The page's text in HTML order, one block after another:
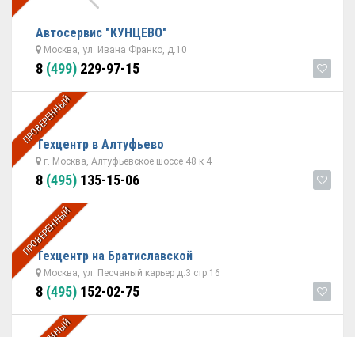
Автосервис "КУНЦЕВО"
Москва, ул. Ивана Франко, д.10
8 (499) 229-97-15
ПРОВЕРЕННЫЙ
Техцентр в Алтуфьево
г. Москва, Алтуфьевское шоссе 48 к 4
8 (495) 135-15-06
ПРОВЕРЕННЫЙ
Техцентр на Братиславской
Москва, ул. Песчаный карьер д.3 стр.16
8 (495) 152-02-75